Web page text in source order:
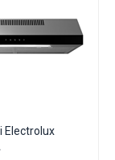
Electrolux